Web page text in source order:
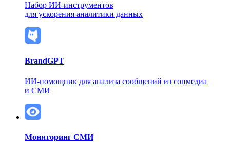
Набор ИИ-инструментов
для ускорения аналитики данных
BrandGPT
ИИ-помощник для анализа сообщений из соцмедиа
и СМИ
Мониторинг СМИ